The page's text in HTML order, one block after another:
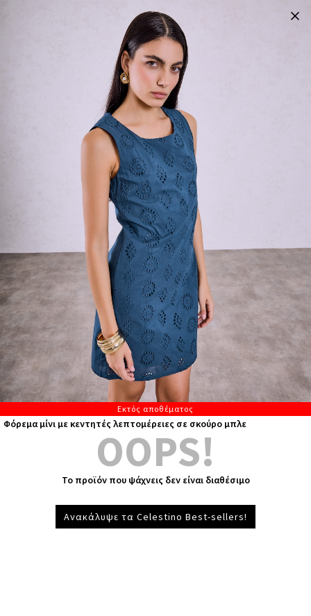
Εκτός αποθέματος
Φόρεμα μίνι με κεντητές λεπτομέρειες σε σκούρο μπλε
OOPS!
Το προϊόν που ψάχνεις δεν είναι διαθέσιμο
Ανακάλυψε τα Celestino Best-sellers!